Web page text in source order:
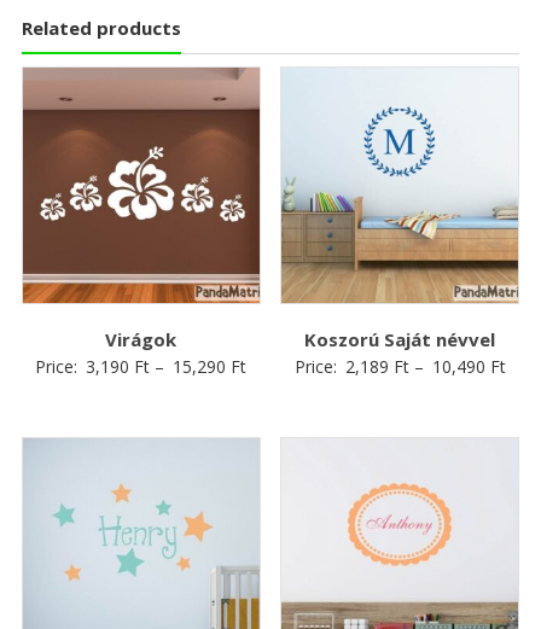
Related products
Virágok
Price: 3,190 Ft – 15,290 Ft
Koszorú Saját névvel
Price: 2,189 Ft– 10,490 Ft